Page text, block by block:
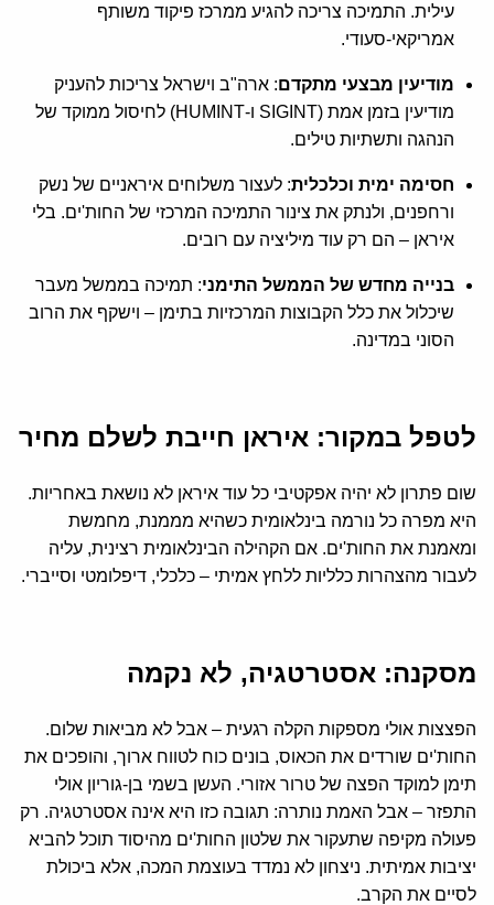
עילית. התמיכה צריכה להגיע ממרכז פיקוד משותף
אמריקאי-סעודי.
מודיעין מבצעי מתקדם: ארה"ב וישראל צריכות להעניק
מודיעין בזמן אמת (SIGINT ו-HUMINT) לחיסול ממוקד של
הנהגה ותשתיות טילים.
חסימה ימית וכלכלית: לעצור משלוחים איראניים של נשק
ורחפנים, ולנתק את צינור התמיכה המרכזי של החות'ים. בלי
איראן – הם רק עוד מיליציה עם רובים.
בנייה מחדש של הממשל התימני: תמיכה בממשל מעבר
שיכלול את כלל הקבוצות המרכזיות בתימן – וישקף את הרוב
הסוני במדינה.
לטפל במקור: איראן חייבת לשלם מחיר
שום פתרון לא יהיה אפקטיבי כל עוד איראן לא נושאת באחריות.
היא מפרה כל נורמה בינלאומית כשהיא מממנת, מחמשת
ומאמנת את החות'ים. אם הקהילה הבינלאומית רצינית, עליה
לעבור מהצהרות כלליות ללחץ אמיתי – כלכלי, דיפלומטי וסייברי.
מסקנה: אסטרטגיה, לא נקמה
הפצצות אולי מספקות הקלה רגעית – אבל לא מביאות שלום.
החות'ים שורדים את הכאוס, בונים כוח לטווח ארוך, והופכים את
תימן למוקד הפצה של טרור אזורי. העשן בשמי בן-גוריון אולי
התפזר – אבל האמת נותרה: תגובה כזו היא אינה אסטרטגיה. רק
פעולה מקיפה שתעקור את שלטון החות'ים מהיסוד תוכל להביא
יציבות אמיתית. ניצחון לא נמדד בעוצמת המכה, אלא ביכולת
לסיים את הקרב.